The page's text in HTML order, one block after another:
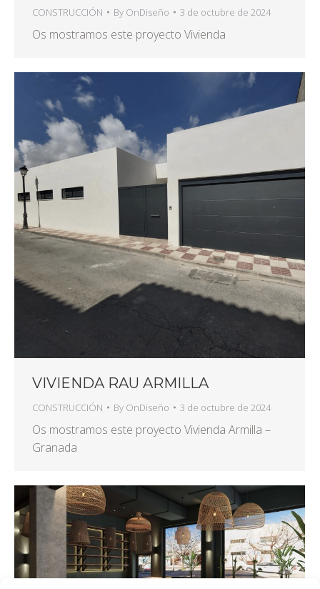
CONSTRUCCIÓN By OnDiseño 3 de octubre de 2024
Os mostramos este proyecto Vivienda
VIVIENDA RAU ARMILLA
CONSTRUCCIÓN By OnDiseño 3 de octubre de 2024
Os mostramos este proyecto Vivienda Armilla –
Granada